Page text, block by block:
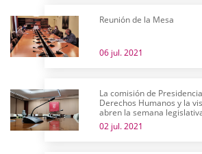
Reunión de la Mesa
06 jul. 2021
La comisión de
Derechos Humanos y la
abren la semana
02 jul. 2021